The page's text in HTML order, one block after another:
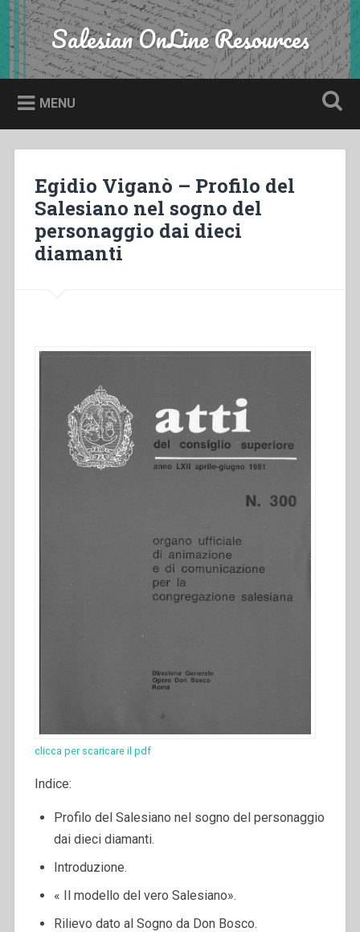
Skip
to
content
Search Salesian OnLine Resources
MENU
Egidio Viganò – Profilo del
Salesiano nel sogno del
personaggio dai dieci
diamanti
clicca per scaricare il pdf
Indice:
Profilo del Salesiano nel sogno del personaggio
dai dieci diamanti.
Introduzione.
« Il modello del vero Salesiano».
Rilievo dato al Sogno da Don Bosco.